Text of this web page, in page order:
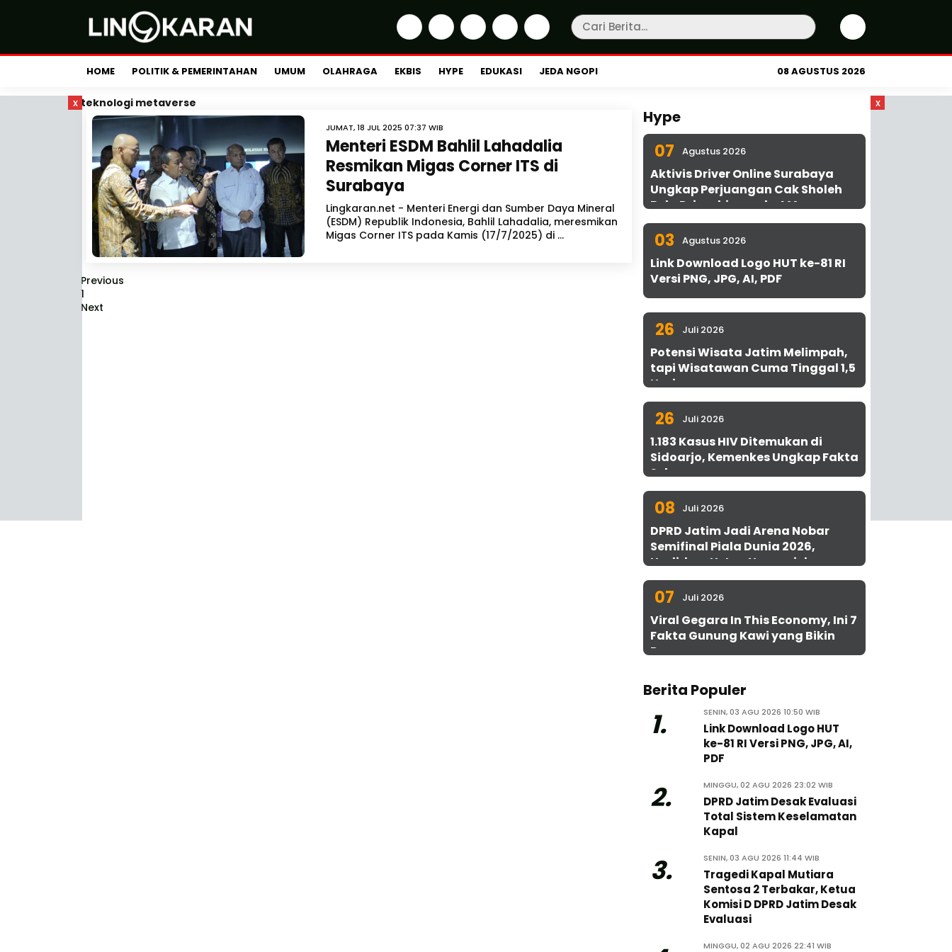
HOME POLITIK & PEMERINTAHAN UMUM OLAHRAGA EKBIS HYPE EDUKASI JEDA NGOPI 08 AGUSTUS 2026
x x
teknologi metaverse
JUMAT, 18 JUL 2025 07:37 WIB
Menteri ESDM Bahlil Lahadalia
Resmikan Migas Corner ITS di
Surabaya
Lingkaran.net - Menteri Energi dan Sumber Daya Mineral
(ESDM) Republik Indonesia, Bahlil Lahadalia, meresmikan
Migas Corner ITS pada Kamis (17/7/2025) di ...
Previous
1
Next
Hype
07 Agustus 2026
Aktivis Driver Online Surabaya
Ungkap Perjuangan Cak Sholeh
Bela Driver hingga ke MA
03 Agustus 2026
Link Download Logo HUT ke-81 RI
Versi PNG, JPG, AI, PDF
26 Juli 2026
Potensi Wisata Jatim Melimpah,
tapi Wisatawan Cuma Tinggal 1,5
Hari
26 Juli 2026
1.183 Kasus HIV Ditemukan di
Sidoarjo, Kemenkes Ungkap Fakta
Sebenarnya
08 Juli 2026
DPRD Jatim Jadi Arena Nobar
Semifinal Piala Dunia 2026,
Hadirkan Uston Nawawi dan
UMKM Gratis untuk 1.000 Warga
07 Juli 2026
Viral Gegara In This Economy, Ini 7
Fakta Gunung Kawi yang Bikin
Penasaran
Berita Populer
1. SENIN, 03 AGU 2026 10:50 WIB
Link Download Logo HUT
ke-81 RI Versi PNG, JPG, AI,
PDF
2. MINGGU, 02 AGU 2026 23:02 WIB
DPRD Jatim Desak Evaluasi
Total Sistem Keselamatan
Kapal
3. SENIN, 03 AGU 2026 11:44 WIB
Tragedi Kapal Mutiara
Sentosa 2 Terbakar, Ketua
Komisi D DPRD Jatim Desak
Evaluasi
MINGGU, 02 AGU 2026 22:41 WIB